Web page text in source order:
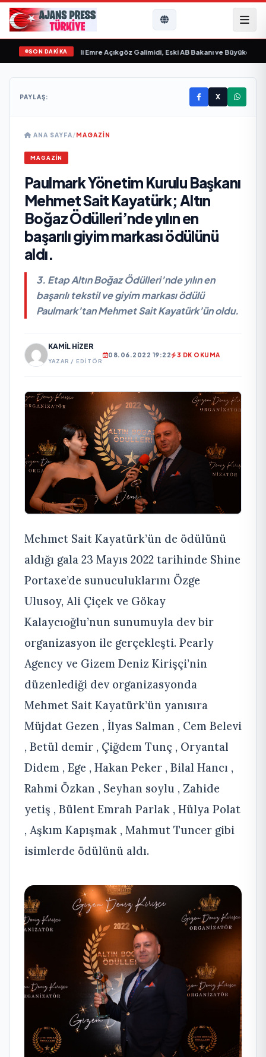
SON DAKİKA
“ yayımlandı• Ali Emre Açıkgöz Galimidi, Eski AB Bakanı ve Büyükelçi
PAYLAŞ: X
ANA SAYFA/MAGAZİN
MAGAZİN
Paulmark Yönetim Kurulu Başkanı
Mehmet Sait Kayatürk; Altın
Boğaz Ödülleri’nde yılın en
başarılı giyim markası ödülünü
aldı.
3. Etap Altın Boğaz Ödülleri’nde yılın en
başarılı tekstil ve giyim markası ödülü
Paulmark’tan Mehmet Sait Kayatürk’ün oldu.
KAMIL HIZER
YAZAR / EDITÖR
08.06.2022 19:22 3 DK OKUMA
Mehmet Sait Kayatürk’ün de ödülünü
aldığı gala 23 Mayıs 2022 tarihinde Shine
Portaxe’de sunuculuklarını Özge
Ulusoy, Ali Çiçek ve Gökay
Kalaycıoğlu’nun sunumuyla dev bir
organizasyon ile gerçekleşti. Pearly
Agency ve Gizem Deniz Kirişçi’nin
düzenlediği dev organizasyonda
Mehmet Sait Kayatürk’ün yanısıra
Müjdat Gezen , İlyas Salman , Cem Belevi
, Betül demir , Çiğdem Tunç , Oryantal
Didem , Ege , Hakan Peker , Bilal Hancı ,
Rahmi Özkan , Seyhan soylu , Zahide
yetiş , Bülent Emrah Parlak , Hülya Polat
, Aşkım Kapışmak , Mahmut Tuncer gibi
isimlerde ödülünü aldı.